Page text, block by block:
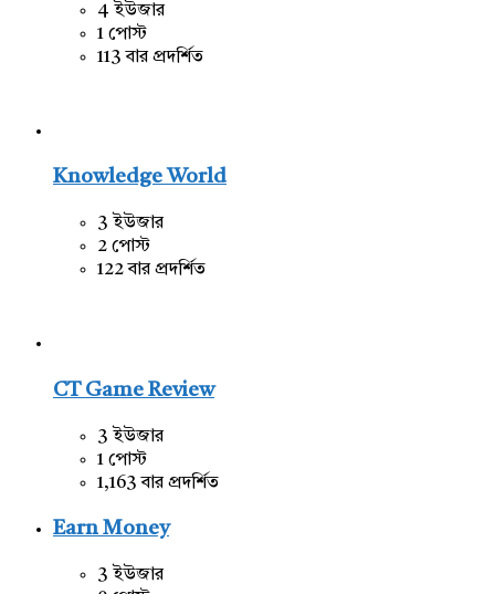
4 ইউজার
1 পোস্ট
113 বার প্রদর্শিত
Knowledge World
3 ইউজার
2 পোস্ট
122 বার প্রদর্শিত
CT Game Review
3 ইউজার
1 পোস্ট
1,163 বার প্রদর্শিত
Earn Money
3 ইউজার